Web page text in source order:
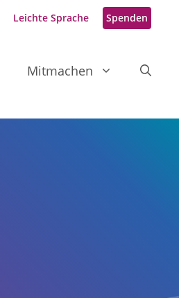
Leichte Sprache Spenden
Mitmachen